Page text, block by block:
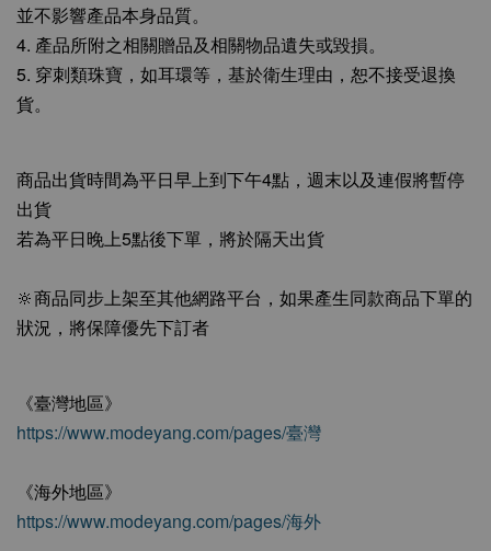
並不影響產品本身品質。
4. 產品所附之相關贈品及相關物品遺失或毀損。
5. 穿刺類珠寶，如耳環等，基於衛生理由，恕不接受退換
貨。
商品出貨時間為平日早上到下午4點，週末以及連假將暫停
出貨
若為平日晚上5點後下單，將於隔天出貨
🔆商品同步上架至其他網路平台，如果產生同款商品下單的
狀況，將保障優先下訂者
《臺灣地區》
https://www.modeyang.com/pages/臺灣
《海外地區》
https://www.modeyang.com/pages/海外